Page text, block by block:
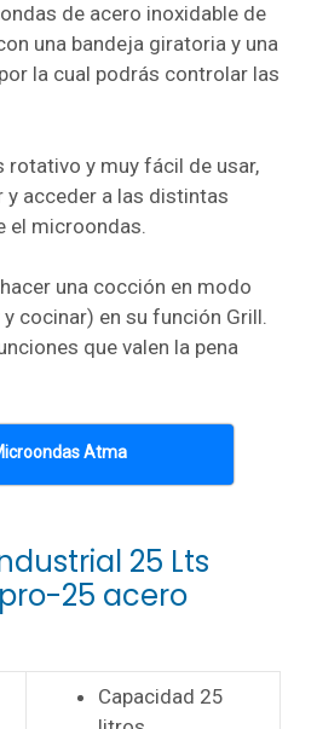
de acero inoxidable de
una bandeja giratoria y una
la cual podrás controlar las
rotativo y muy fácil de usar,
y acceder a las distintas
el microondas.
una cocción en modo
cocinar) en su función Grill.
que valen la pena
Atma
25 Lts
25 acero
Capacidad 25